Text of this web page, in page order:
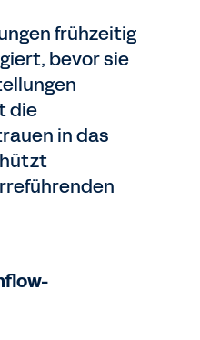
frühzeitig
bevor sie
die
in das